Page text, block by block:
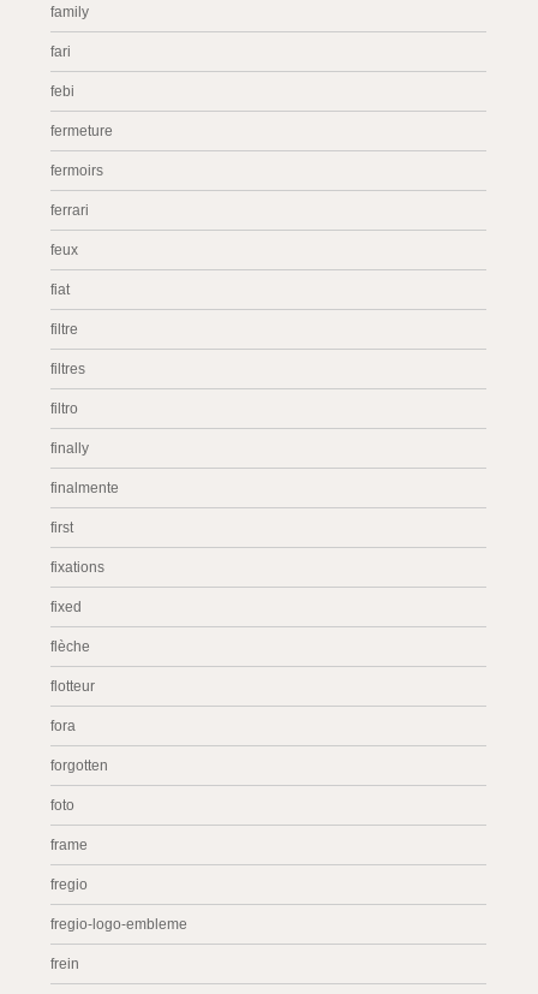
family
fari
febi
fermeture
fermoirs
ferrari
feux
fiat
filtre
filtres
filtro
finally
finalmente
first
fixations
fixed
flèche
flotteur
fora
forgotten
foto
frame
fregio
fregio-logo-embleme
frein